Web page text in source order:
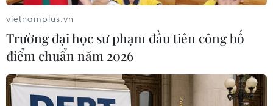
trong Đại hội đảng vào năm tới./.
(TTXVN/Vietnam+)
vietnamplus.vn
Trường đại học sư phạm đầu tiên công bố
điểm chuẩn năm 2026